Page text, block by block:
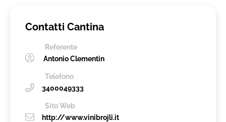
Contatti Cantina
Referente
Antonio Clementin
Telefono
3400049333
Sito Web
http://www.vinibrojli.it